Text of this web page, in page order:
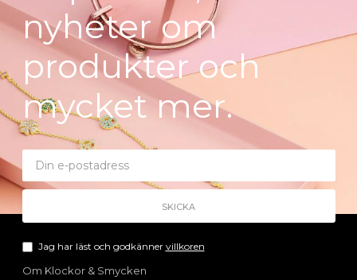
nyheter om
produkter och
mycket mer.
Jag har läst och godkänner villkoren
Om Klockor & Smycken